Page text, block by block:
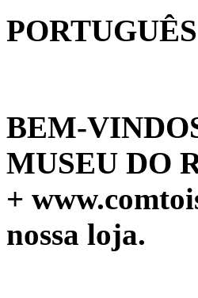
PORTUGUÊS
BEM-
MUSEU DO
+
nossa loja.